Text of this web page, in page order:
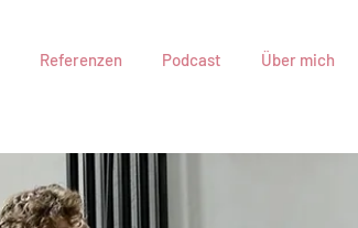
Referenzen Podcast Über mich